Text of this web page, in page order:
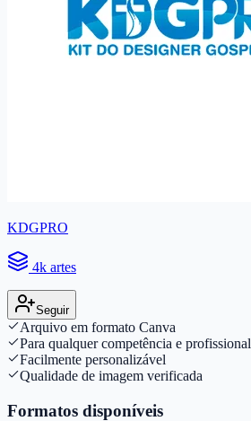
KDGPRO
4k artes
Seguir
Arquivo em formato Canva
Para qualquer competência e profissional
Facilmente personalizável
Qualidade de imagem verificada
Formatos disponíveis